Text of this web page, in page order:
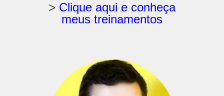
> Clique aqui e conheça
meus treinamentos